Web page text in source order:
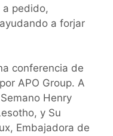
pedido,
a forjar
conferencia de
APO Group. A
Henry
y Su
Embajadora de